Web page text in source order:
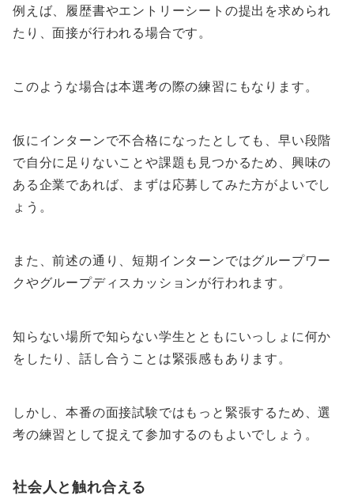
例えば、履歴書やエントリーシートの提出を求められ
たり、面接が行われる場合です。
このような場合は本選考の際の練習にもなります。
仮にインターンで不合格になったとしても、早い段階
で自分に足りないことや課題も見つかるため、興味の
ある企業であれば、まずは応募してみた方がよいでし
ょう。
また、前述の通り、短期インターンではグループワー
クやグループディスカッションが行われます。
知らない場所で知らない学生とともにいっしょに何か
をしたり、話し合うことは緊張感もあります。
しかし、本番の面接試験ではもっと緊張するため、選
考の練習として捉えて参加するのもよいでしょう。
社会人と触れ合える